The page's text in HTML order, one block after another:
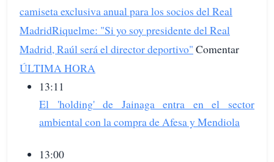
camiseta exclusiva anual para los socios del Real
MadridRiquelme: "Si yo soy presidente del Real
Madrid, Raúl será el director deportivo" Comentar
ÚLTIMA HORA
13:11
El 'holding' de Jainaga entra en el sector
ambiental con la compra de Afesa y Mendiola
13:00